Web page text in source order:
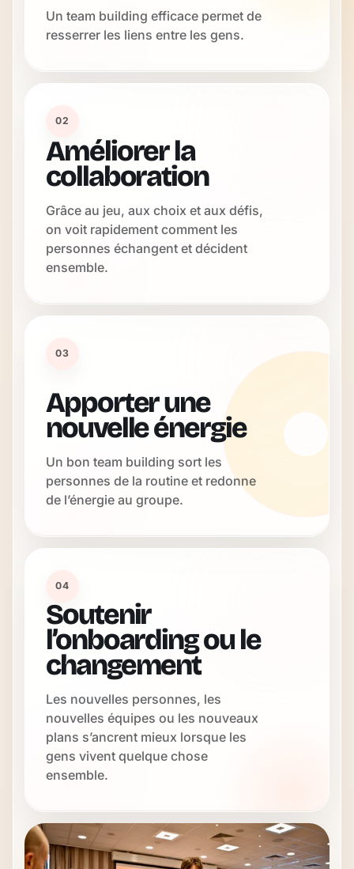
Un team building efficace permet de
resserrer les liens entre les gens.
02
Améliorer la
collaboration
Grâce au jeu, aux choix et aux défis,
on voit rapidement comment les
personnes échangent et décident
ensemble.
03
Apporter une
nouvelle énergie
Un bon team building sort les
personnes de la routine et redonne
de l’énergie au groupe.
04
Soutenir
l’onboarding ou le
changement
Les nouvelles personnes, les
nouvelles équipes ou les nouveaux
plans s’ancrent mieux lorsque les
gens vivent quelque chose
ensemble.